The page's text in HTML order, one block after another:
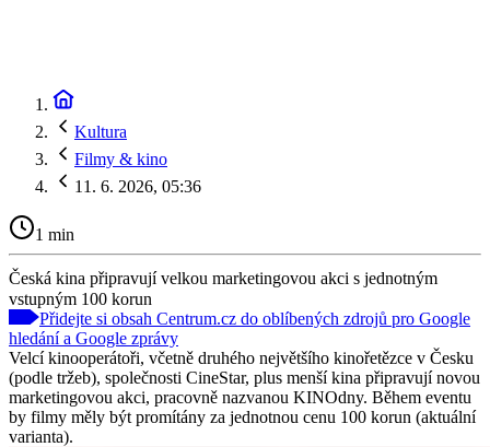
Kultura
Filmy & kino
11. 6. 2026, 05:36
1 min
Česká kina připravují velkou marketingovou akci s jednotným
vstupným 100 korun
Přidejte si obsah Centrum.cz do oblíbených zdrojů pro Google
hledání a Google zprávy
Velcí kinooperátoři, včetně druhého největšího kinořetězce v Česku
(podle tržeb), společnosti CineStar, plus menší kina připravují novou
marketingovou akci, pracovně nazvanou KINOdny. Během eventu
by filmy měly být promítány za jednotnou cenu 100 korun (aktuální
varianta).